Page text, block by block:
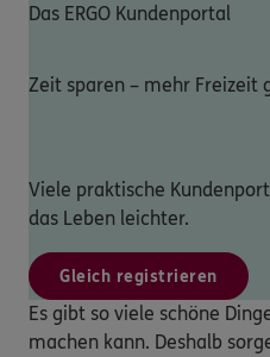
Das ERGO Kundenportal
Zeit sparen – mehr Freizeit
Viele praktische
das Leben leichter.
Gleich registrieren
Es gibt so viele schöne
machen kann. Deshalb